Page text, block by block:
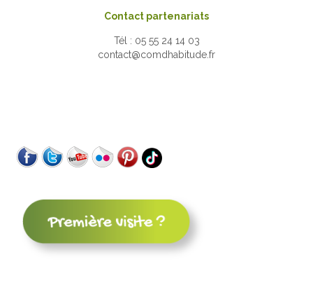
Contact partenariats
Tél : 05 55 24 14 03
contact@comdhabitude.fr